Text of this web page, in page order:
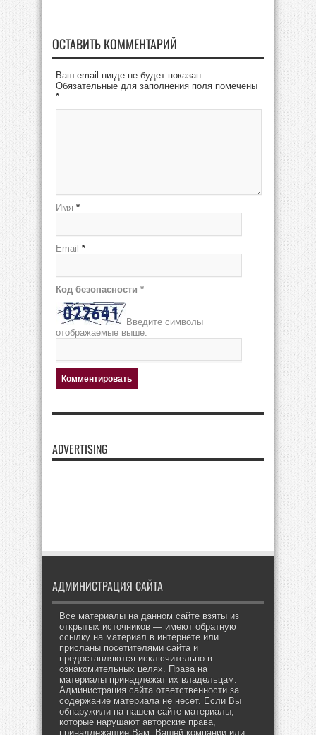
ОСТАВИТЬ КОММЕНТАРИЙ
Ваш email нигде не будет показан.
Обязательные для заполнения поля помечены
*
Имя *
Email *
Код безопасности *
Введите символы
отображаемые выше:
ADVERTISING
АДМИНИСТРАЦИЯ САЙТА
Все материалы на данном сайте взяты из
открытых источников — имеют обратную
ссылку на материал в интернете или
присланы посетителями сайта и
предоставляются исключительно в
ознакомительных целях. Права на
материалы принадлежат их владельцам.
Администрация сайта ответственности за
содержание материала не несет. Если Вы
обнаружили на нашем сайте материалы,
которые нарушают авторские права,
принадлежащие Вам, Вашей компании или